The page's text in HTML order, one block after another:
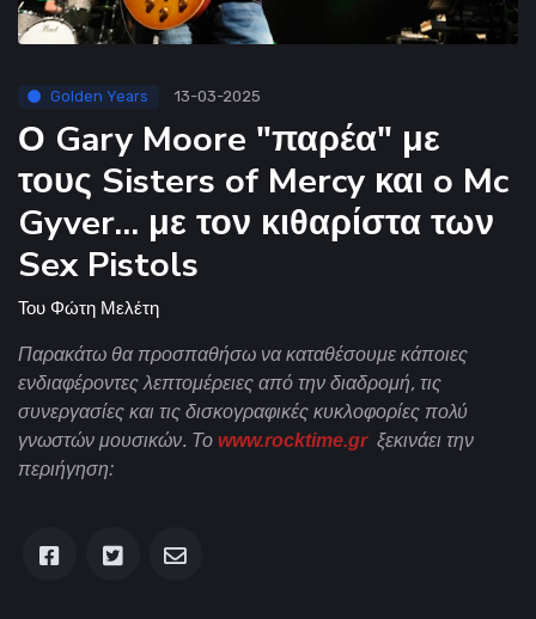
Golden Years 13-03-2025
Ο Gary Moore "παρέα" με
τους Sisters of Mercy και o Mc
Gyver... με τον κιθαρίστα των
Sex Pistols
Του Φώτη Μελέτη
Παρακάτω θα προσπαθήσω να καταθέσουμε κάποιες
ενδιαφέροντες λεπτομέρειες από την διαδρομή, τις
συνεργασίες και τις δισκογραφικές κυκλοφορίες πολύ
γνωστών μουσικών. Το www.rocktime.gr ξεκινάει την
περιήγηση: